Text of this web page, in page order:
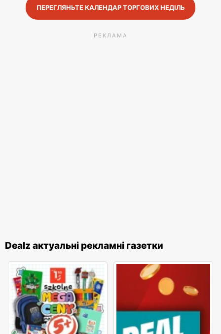
ПЕРЕГЛЯНЬТЕ КАЛЕНДАР ТОРГОВИХ НЕДІЛЬ
РЕКЛАМА
Dealz актуальні рекламні газетки